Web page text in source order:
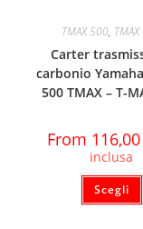
TMAX 500,
Carter
carbonio
500 TMAX – T-
From 116,00
inclusa
Scegli